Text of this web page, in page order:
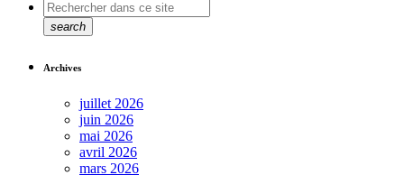
search
Archives
juillet 2026
juin 2026
mai 2026
avril 2026
mars 2026